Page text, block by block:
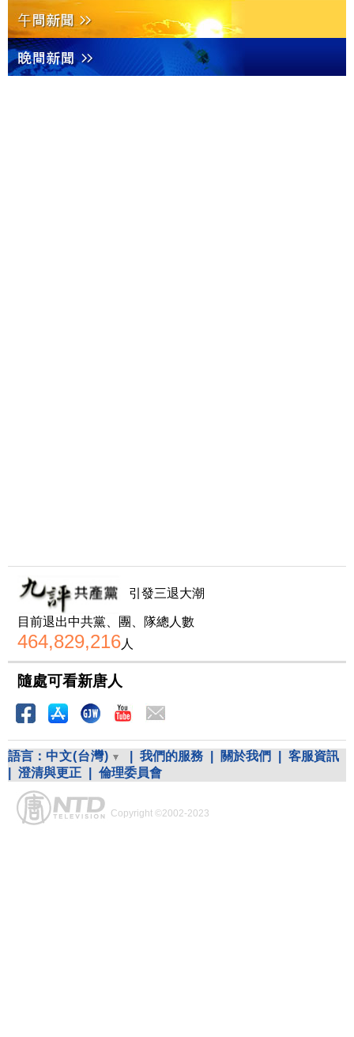
引發三退大潮
目前退出中共黨、團、隊總人數
464,829,216人
隨處可看新唐人
語言： 中文(台灣) 我們的服務 關於我們
客服資訊
澄清與更正 倫理委員會
Copyright ©2002-2023